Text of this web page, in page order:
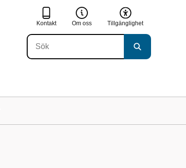
Kontakt Om oss Tillgänglighet